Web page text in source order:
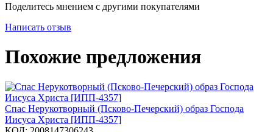
Поделитесь мнением с другими покупателями
Написать отзыв
Похожие предложения
Спас Нерукотворный (Псково-Печерский) образ Господа
Иисуса Христа [ИПП-4357]